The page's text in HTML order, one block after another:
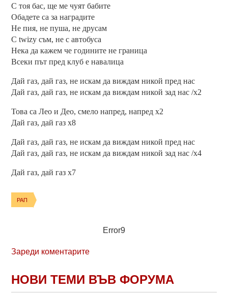
С тоя бас, ще ме чуят бабите
Обадете са за наградите
Не пия, не пуша, не друсам
С twizy съм, не с автобуса
Нека да кажем че годините не граница
Всеки път пред клуб е навалица
Дай газ, дай газ, не искам да виждам никой пред нас
Дай газ, дай газ, не искам да виждам никой зад нас /х2
Това са Лео и Део, смело напред, напред х2
Дай газ, дай газ х8
Дай газ, дай газ, не искам да виждам никой пред нас
Дай газ, дай газ, не искам да виждам никой зад нас /х4
Дай газ, дай газ х7
РАП
Error9
Зареди коментарите
НОВИ ТЕМИ ВЪВ ФОРУМА